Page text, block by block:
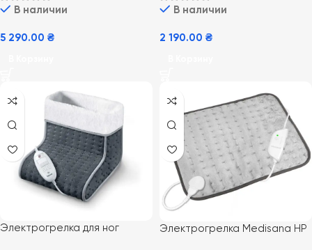
В наличии
5 290.00 ₴
В наличии
2 190.00 ₴
Электрогрелка для ног
Электрогрелка Medisana HP